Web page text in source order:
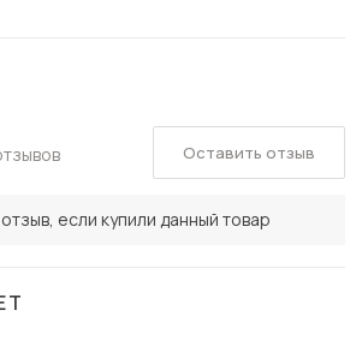
если купили данный товар
Оставить отзыв